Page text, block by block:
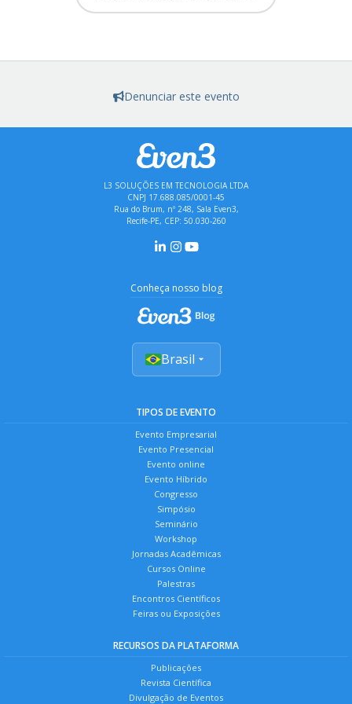
Denunciar este evento
L3 SOLUÇÕES EM TECNOLOGIA LTDA
CNPJ 17.688.085/0001-45
Rua do Brum, nº 248, Sala Even3,
Recife-PE, CEP: 50.030-260
Conheça nosso blog
Brasil
TIPOS DE EVENTO
Evento Empresarial
Evento Presencial
Evento online
Evento Híbrido
Congresso
Simpósio
Seminário
Workshop
Jornadas Acadêmicas
Cursos Online
Palestras
Encontros Científicos
Feiras ou Exposições
RECURSOS DA PLATAFORMA
Publicações
Revista Científica
Divulgação de Eventos